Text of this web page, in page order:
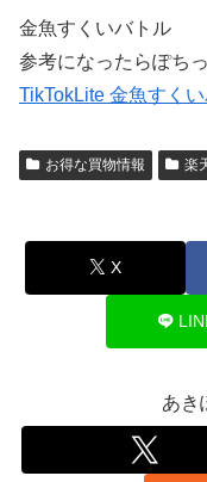
金魚すくいバトル
参考になったらぽち
TikTokLite 金魚すく
お得な買物情報 楽
X
あき